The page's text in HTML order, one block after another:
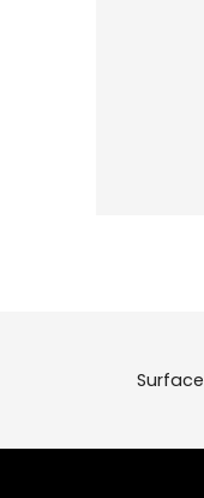
Surface